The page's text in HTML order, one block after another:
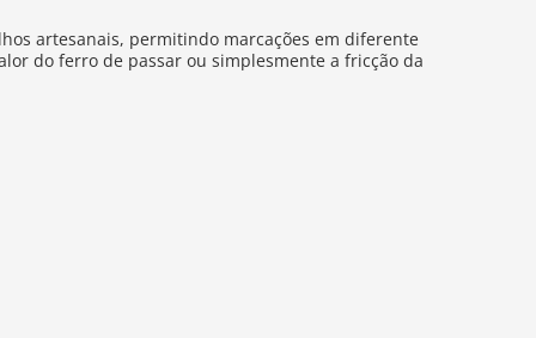
artesanais, permitindo marcações em diferente
do ferro de passar ou simplesmente a fricção da